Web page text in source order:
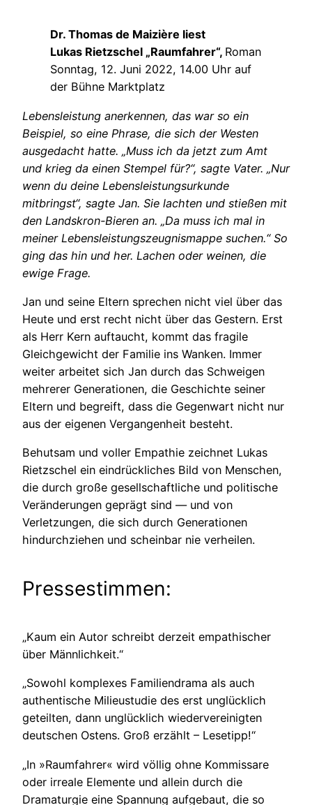
Dr. Thomas de Maizière liest
Lukas Rietzschel „Raumfahrer“, Roman
Sonntag, 12. Juni 2022, 14.00 Uhr auf
der Bühne Marktplatz
Lebensleistung anerkennen, das war so ein
Beispiel, so eine Phrase, die sich der Westen
ausgedacht hatte. „Muss ich da jetzt zum Amt
und krieg da einen Stempel für?“, sagte Vater. „Nur
wenn du deine Lebensleistungsurkunde
mitbringst“, sagte Jan. Sie lachten und stießen mit
den Landskron-Bieren an. „Da muss ich mal in
meiner Lebensleistungszeugnismappe suchen.“ So
ging das hin und her. Lachen oder weinen, die
ewige Frage.
Jan und seine Eltern sprechen nicht viel über das
Heute und erst recht nicht über das Gestern. Erst
als Herr Kern auftaucht, kommt das fragile
Gleichgewicht der Familie ins Wanken. Immer
weiter arbeitet sich Jan durch das Schweigen
mehrerer Generationen, die Geschichte seiner
Eltern und begreift, dass die Gegenwart nicht nur
aus der eigenen Vergangenheit besteht.
Behutsam und voller Empathie zeichnet Lukas
Rietzschel ein eindrückliches Bild von Menschen,
die durch große gesellschaftliche und politische
Veränderungen geprägt sind — und von
Verletzungen, die sich durch Generationen
hindurchziehen und scheinbar nie verheilen.
Pressestimmen:
„Kaum ein Autor schreibt derzeit empathischer
über Männlichkeit.“
„Sowohl komplexes Familiendrama als auch
authentische Milieustudie des erst unglücklich
geteilten, dann unglücklich wiedervereinigten
deutschen Ostens. Groß erzählt – Lesetipp!“
„In »Raumfahrer« wird völlig ohne Kommissare
oder irreale Elemente und allein durch die
Dramaturgie eine Spannung aufgebaut, die so